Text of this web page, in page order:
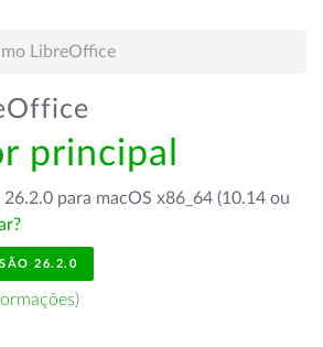
LibreOffice
principal
para macOS x86_64 (10.14 ou
26.2.0
)